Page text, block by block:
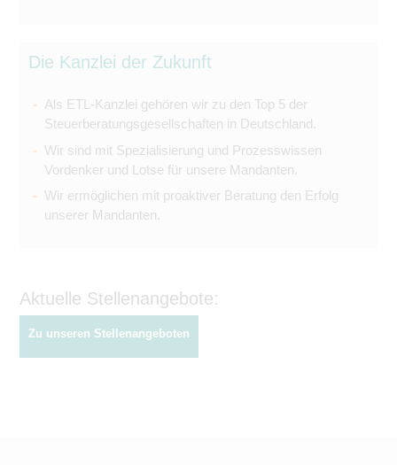
Die Kanzlei der Zukunft
Als ETL-Kanzlei gehören wir zu den Top 5 der
Steuerberatungsgesellschaften in Deutschland.
Wir sind mit Spezialisierung und Prozesswissen
Vordenker und Lotse für unsere Mandanten.
Wir ermöglichen mit proaktiver Beratung den Erfolg
unserer Mandanten.
Aktuelle Stellenangebote:
Zu unseren Stellenangeboten